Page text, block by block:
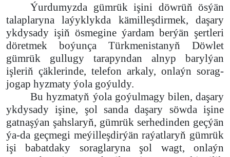
Ýurdumyzda gümrük işini döwrüň ösýän
talaplaryna laýyklykda kämilleşdirmek, daşary
ykdysady işiň ösmegine ýardam berýän şertleri
döretmek boýunça Türkmenistanyň Döwlet
gümrük gullugy tarapyndan alnyp barylýan
işleriň çäklerinde, telefon arkaly, onlaýn sorag-
jogap hyzmaty ýola goýuldy.
Bu hyzmatyň ýola goýulmagy bilen, daşary
ykdysady işine, şol sanda daşary söwda işine
gatnaşýan şahslaryň, gümrük serhedinden geçýän
ýa-da geçmegi meýilleşdirýän raýatlaryň gümrük
işi babatdaky soraglaryna şol wagt, onlaýn